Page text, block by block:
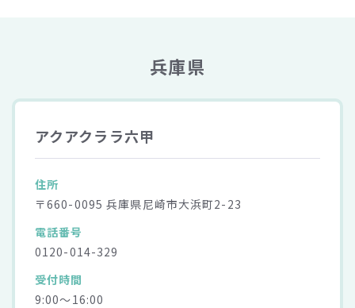
兵庫県
アクアクララ六甲
住所
〒660-0095 兵庫県尼崎市大浜町2-23
電話番号
0120-014-329
受付時間
9:00～16:00